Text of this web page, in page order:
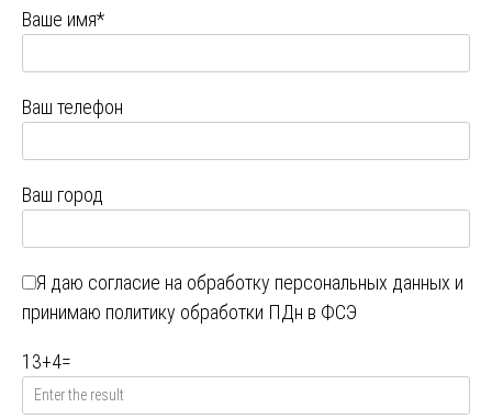
Ваше имя*
Ваш телефон
Ваш город
Я даю согласие на обработку персональных данных и
принимаю политику обработки ПДн в ФСЭ
13+4=